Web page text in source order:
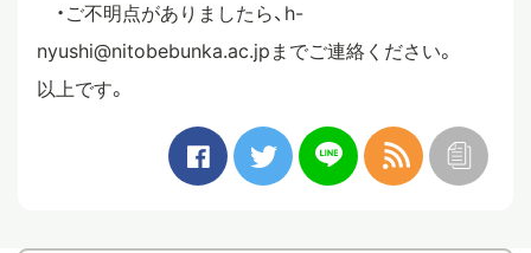
・ご不明点がありましたら、h-
nyushi@nitobebunka.ac.jpまでご連絡ください。
以上です。